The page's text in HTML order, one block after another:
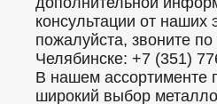
консультации от наших
пожалуйста, звоните
Челябинске: +7 (351)
В нашем ассортименте
широкий выбор